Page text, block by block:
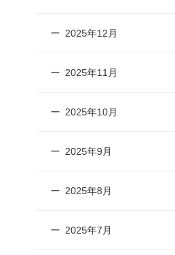
2025年12月
2025年11月
2025年10月
2025年9月
2025年8月
2025年7月